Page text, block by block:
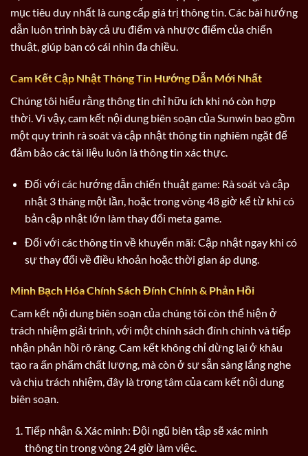
mục tiêu duy nhất là cung cấp giá trị thông tin. Các bài hướng
dẫn luôn trình bày cả ưu điểm và nhược điểm của chiến
thuật, giúp bạn có cái nhìn đa chiều.
Cam Kết Cập Nhật Thông Tin Hướng Dẫn Mới Nhất
Chúng tôi hiểu rằng thông tin chỉ hữu ích khi nó còn hợp
thời. Vì vậy, cam kết nội dung biên soạn của Sunwin bao gồm
một quy trình rà soát và cập nhật thông tin nghiêm ngặt để
đảm bảo các tài liệu luôn là thông tin xác thực.
Đối với các hướng dẫn chiến thuật game: Rà soát và cập
nhật 3 tháng một lần, hoặc trong vòng 48 giờ kể từ khi có
bản cập nhật lớn làm thay đổi meta game.
Đối với các thông tin về khuyến mãi: Cập nhật ngay khi có
sự thay đổi về điều khoản hoặc thời gian áp dụng.
Minh Bạch Hóa Chính Sách Đính Chính & Phản Hồi
Cam kết nội dung biên soạn của chúng tôi còn thể hiện ở
trách nhiệm giải trình, với một chính sách đính chính và tiếp
nhận phản hồi rõ ràng. Cam kết không chỉ dừng lại ở khâu
tạo ra ấn phẩm chất lượng, mà còn ở sự sẵn sàng lắng nghe
và chịu trách nhiệm, đây là trọng tâm của cam kết nội dung
biên soạn.
Tiếp nhận & Xác minh: Đội ngũ biên tập sẽ xác minh
thông tin trong vòng 24 giờ làm việc.